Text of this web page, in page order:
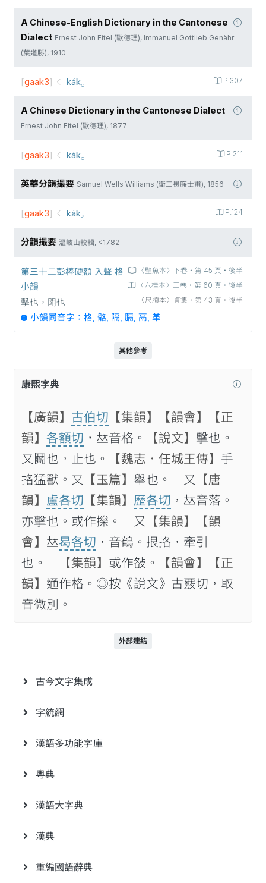
A Chinese-English Dictionary in the Cantonese
Dialect Ernest John Eitel (歐德理), Immanuel Gottlieb Genähr
(葉道勝), 1910
P.307
[gaak3] kák⸰
A Chinese Dictionary in the Cantonese Dialect
Ernest John Eitel (歐德理), 1877
P.211
[gaak3] kák⸰
英華分韻撮要 Samuel Wells Williams (衛三畏廉士甫), 1856
P.124
[gaak3] kák꜆
分韻撮要 溫岐山較輯, <1782
〈壁魚本〉下卷‧第 45 頁‧後半
〈六桂本〉三卷‧第 60 頁‧後半
〈尺牘本〉貞集‧第 43 頁‧後半
第三十二彭棒硬額 入聲 格
小韻
擊也，閗也
小韻同音字：格, 骼, 隔, 膈, 鬲, 革
其他參考
康熙字典
【廣韻】 古伯切 【集韻】 【韻會】
【正
韻】 各額切 ，𠀤音格。 【說文】 擊也。
又鬭也，止也。
【魏志．任城王傳】 手
挌猛獸。又
【玉篇】 舉也。 又
【唐
韻】 盧各切 【集韻】 歷各切 ，𠀤音落。
亦擊也。或作擽。 又
【集韻】
【韻
會】 𠀤曷各切 ，音鶴。拫挌，牽引
也。
【集韻】 或作𢼛。 【韻會】
【正
韻】 通作格。◎按《說文》古覈切，取
音微別。
外部連結
古今文字集成
字統網
漢語多功能字庫
粵典
漢語大字典
漢典
重編國語辭典